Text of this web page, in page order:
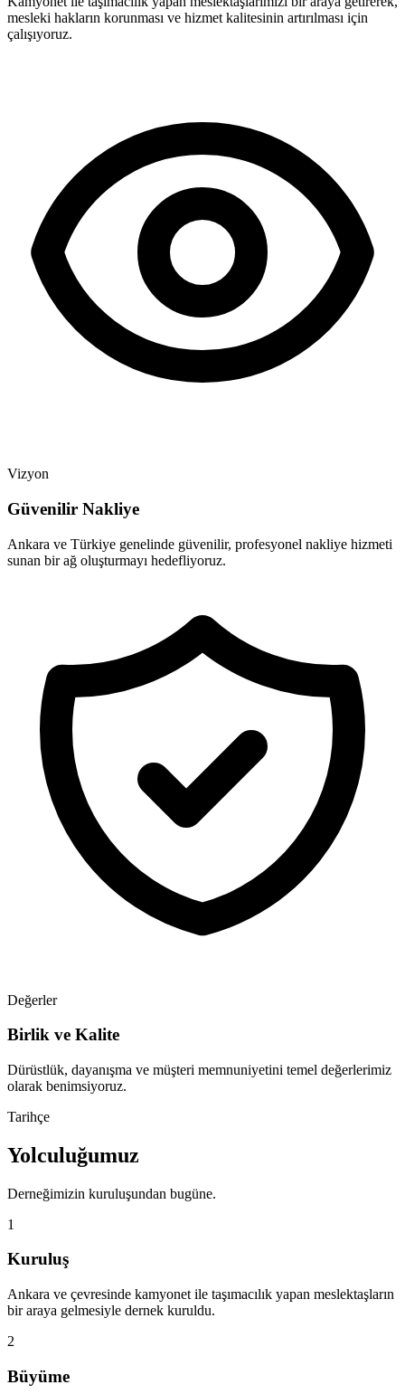
mesleki hakların korunması ve hizmet kalitesinin artırılması için
çalışıyoruz.
Vizyon
Güvenilir Nakliye
Ankara ve Türkiye genelinde güvenilir, profesyonel nakliye hizmeti
sunan bir ağ oluşturmayı hedefliyoruz.
Değerler
Birlik ve Kalite
Dürüstlük, dayanışma ve müşteri memnuniyetini temel değerlerimiz
olarak benimsiyoruz.
Tarihçe
Yolculuğumuz
Derneğimizin kuruluşundan bugüne.
1
Kuruluş
Ankara ve çevresinde kamyonet ile taşımacılık yapan meslektaşların
bir araya gelmesiyle dernek kuruldu.
2
Büyüme